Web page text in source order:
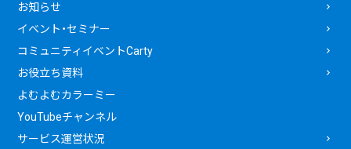
お知らせ
イベント・セミナー
コミュニティイベントCarty
お役立ち資料
よむよむカラーミー
YouTubeチャンネル
サービス運営状況